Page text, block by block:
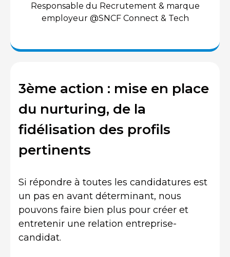
Responsable du Recrutement & marque
employeur @SNCF Connect & Tech
3ème action : mise en place
du nurturing, de la
fidélisation des profils
pertinents
Si répondre à toutes les candidatures est
un pas en avant déterminant, nous
pouvons faire bien plus pour créer et
entretenir une relation entreprise-
candidat.